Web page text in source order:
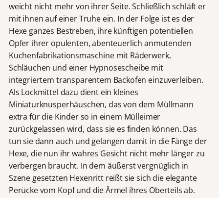
weicht nicht mehr von ihrer Seite. Schließlich schläft er
mit ihnen auf einer Truhe ein. In der Folge ist es der
Hexe ganzes Bestreben, ihre künftigen potentiellen
Opfer ihrer opulenten, abenteuerlich anmutenden
Kuchenfabrikationsmaschine mit Räderwerk,
Schläuchen und einer Hypnosescheibe mit
integriertem transparentem Backofen einzuverleiben.
Als Lockmittel dazu dient ein kleines
Miniaturknusperhäuschen, das von dem Müllmann
extra für die Kinder so in einem Mülleimer
zurückgelassen wird, dass sie es finden können. Das
tun sie dann auch und gelangen damit in die Fänge der
Hexe, die nun ihr wahres Gesicht nicht mehr länger zu
verbergen braucht. In dem äußerst vergnüglich in
Szene gesetzten Hexenritt reißt sie sich die elegante
Perücke vom Kopf und die Ärmel ihres Oberteils ab.